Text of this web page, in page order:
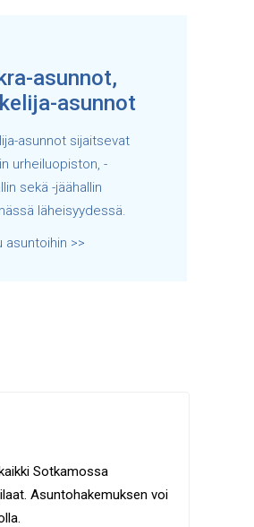
asunnot,
asunnot
asunnot sijaitsevat
urheiluopiston, -
sekä -jäähallin
läheisyydessä.
asuntoihin >>
Sotkamossa
Asuntohakemuksen voi